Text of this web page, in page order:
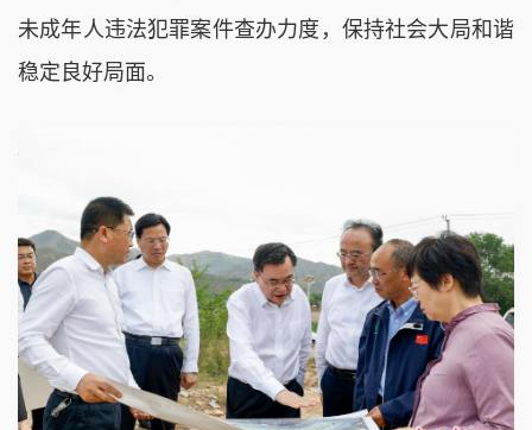
未成年人违法犯罪案件查办力度，保持社会大局和谐
稳定良好局面。